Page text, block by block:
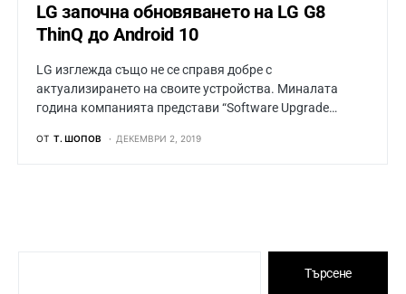
LG започна обновяването на LG G8
ThinQ до Android 10
LG изглежда също не се справя добре с
актуализирането на своите устройства. Миналата
година компанията представи “Software Upgrade…
ОТ Т. ШОПОВ ДЕКЕМВРИ 2, 2019
Търсене